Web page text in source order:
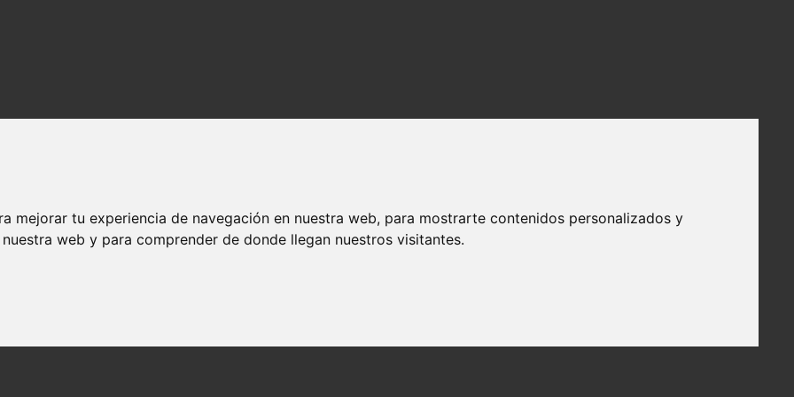
mejorar tu experiencia de navegación en nuestra web, para mostrarte contenidos personalizados y
web y para comprender de donde llegan nuestros visitantes.